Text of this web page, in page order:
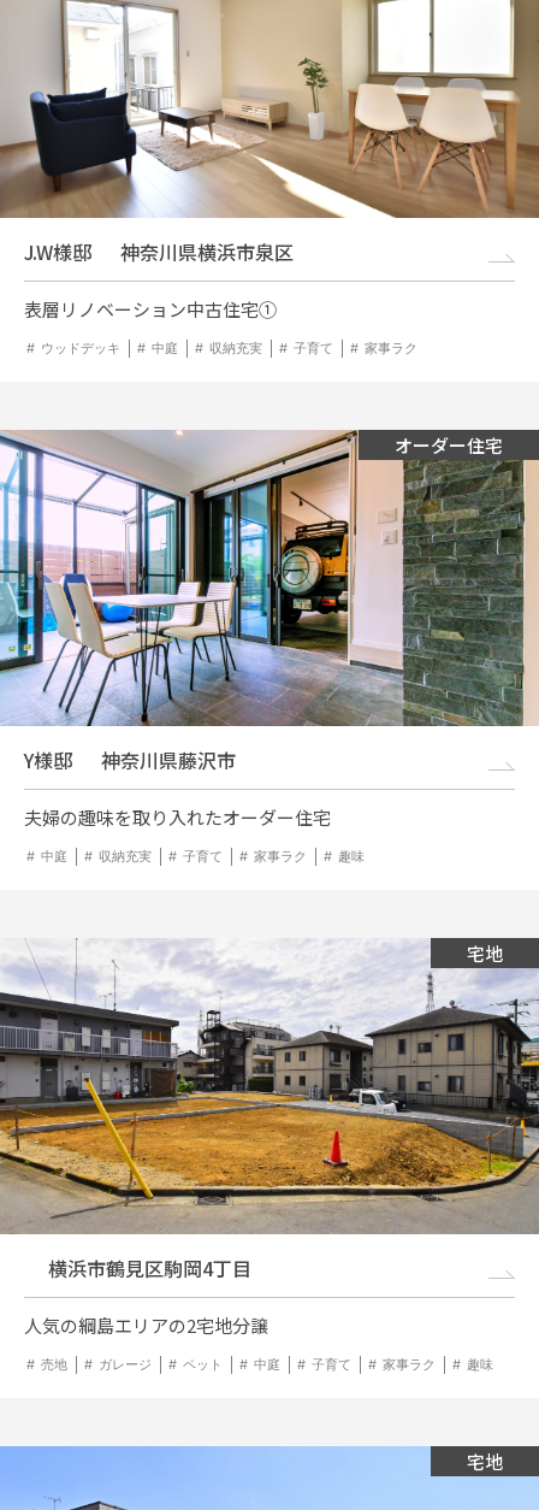
J.W様邸 神奈川県横浜市泉区
表層リノベーション中古住宅①
ウッドデッキ 中庭 収納充実 子育て 家事ラク
オーダー住宅
Y様邸 神奈川県藤沢市
夫婦の趣味を取り入れたオーダー住宅
中庭 収納充実 子育て 家事ラク 趣味
宅地
横浜市鶴見区駒岡4丁目
人気の綱島エリアの2宅地分譲
売地 ガレージ ペット 中庭 子育て 家事ラク 趣味
宅地